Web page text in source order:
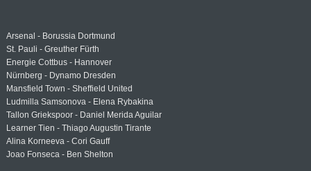
Arsenal - Borussia Dortmund
St. Pauli - Greuther Fürth
Energie Cottbus - Hannover
Nürnberg - Dynamo Dresden
Mansfield Town - Sheffield United
Ludmilla Samsonova - Elena Rybakina
Tallon Griekspoor - Daniel Merida Aguilar
Learner Tien - Thiago Augustin Tirante
Alina Korneeva - Cori Gauff
Joao Fonseca - Ben Shelton